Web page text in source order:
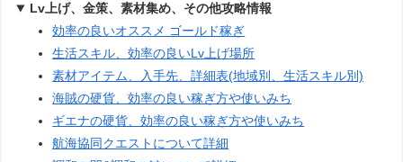
Lv上げ、金策、素材集め、その他攻略情報
効率の良いオススメ ゴールド稼ぎ
生活スキル、効率の良いLv上げ場所
素材アイテム、入手先、詳細表(地域別、生活スキル別)
海賊の硬貨、効率の良い稼ぎ方や使いみち
ギエナの硬貨、効率の良い稼ぎ方や使いみち
航海協同クエストについて詳細